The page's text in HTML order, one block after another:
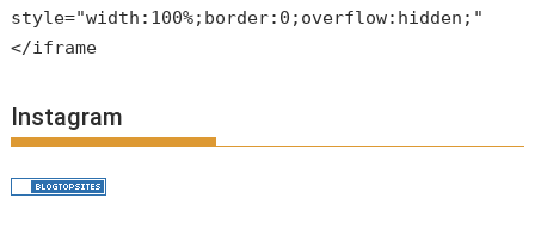
style="width:100%;border:0;overflow:hidden;"
</iframe
Instagram